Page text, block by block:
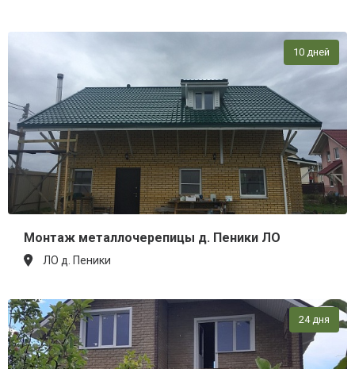
10 дней
Монтаж металлочерепицы д. Пеники ЛО
ЛО д. Пеники
24 дня